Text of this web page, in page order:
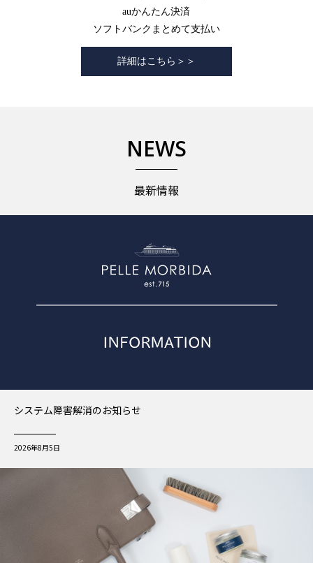
auかんたん決済
ソフトバンクまとめて支払い
詳細はこちら＞＞
NEWS
最新情報
システム障害解消のお知らせ
2026年8月5日